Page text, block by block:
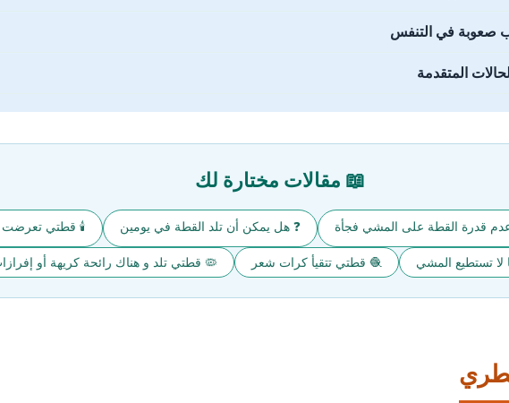
صعوبة في التنفس
المتقدمة
📖 مقالات مختارة لك
قدرة القطة على المشي فجأة ❓ هل يمكن أن تلد القطة في يومين 🕯️ قطتي تعرضت
لا تستطيع المشي 🧶 قطتي تتقيأ كرات شعر 🦠 قطتي تلد و هناك رائحة كريهة أو